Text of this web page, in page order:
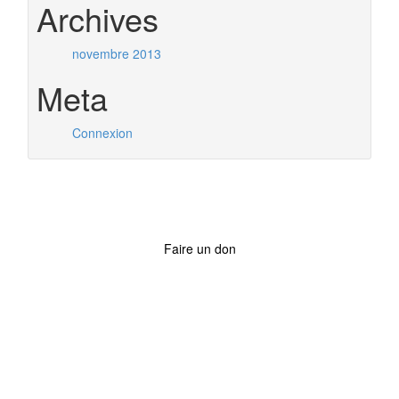
Archives
novembre 2013
Meta
Connexion
Faire un don